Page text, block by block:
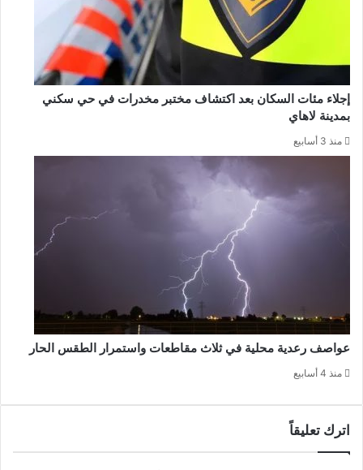
إجلاء مئات السكان بعد اكتشاف مختبر مخدرات في حي سكني
بمدينة لاهاي
منذ 3 أسابيع
عواصف رعدية محلية في ثلاث مقاطعات واستمرار الطقس الحار
منذ 4 أسابيع
اترك تعليقاً